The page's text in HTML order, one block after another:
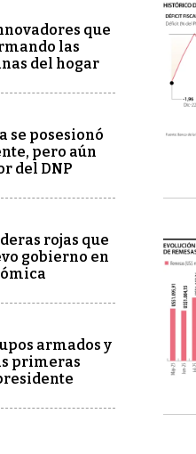
que
las
del hogar
se posesionó
pero aún
del DNP
rojas que
gobierno en
armados y
primeras